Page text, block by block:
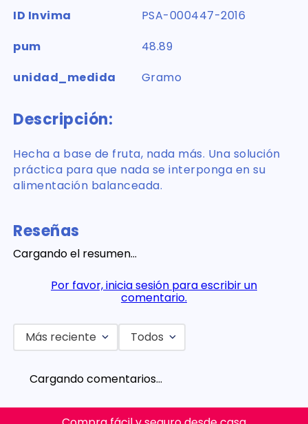
ID Invima
PSA-000447-2016
pum
48.89
unidad_medida
Gramo
Descripción:
Hecha a base de fruta, nada más. Una solución
práctica para que nada se interponga en su
alimentación balanceada.
Reseñas
Cargando el resumen…
Por favor, inicia sesión para escribir un
comentario.
Más reciente Todos
Cargando comentarios…